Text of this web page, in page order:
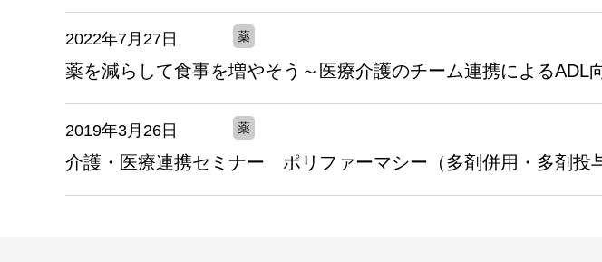
2022年7月27日 薬
薬を減らして食事を増やそう～医療介護のチーム連携によるADL
2019年3月26日 薬
介護・医療連携セミナー ポリファーマシー（多剤併用・多剤投